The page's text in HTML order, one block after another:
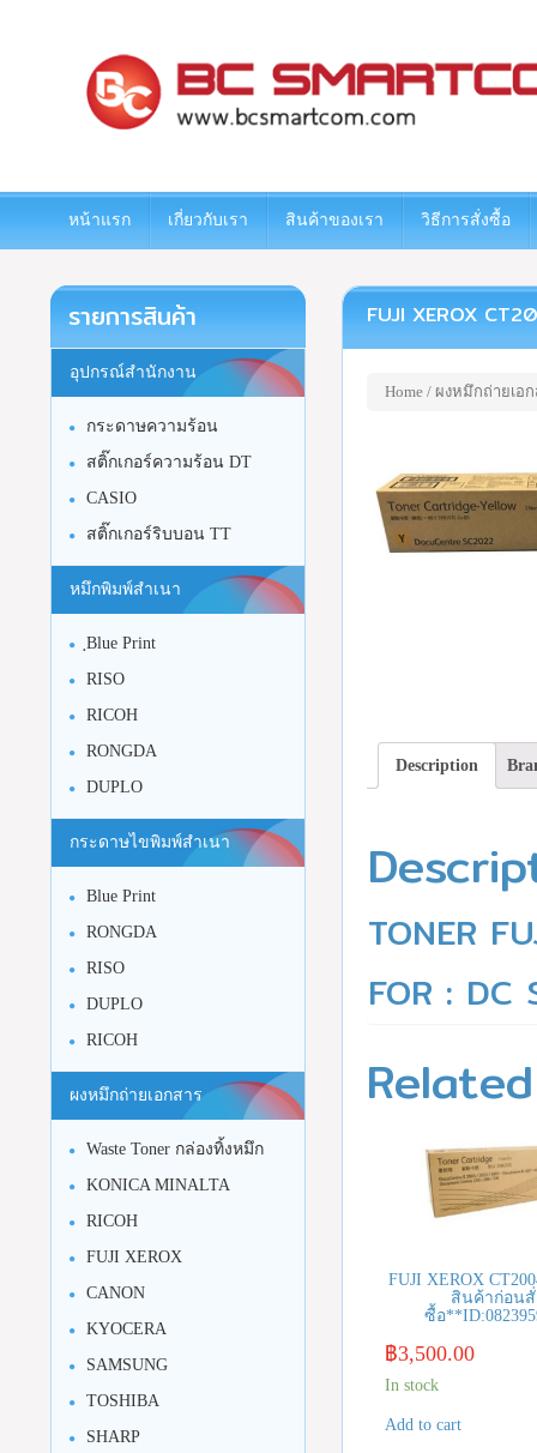
หน้าแรก เกี่ยวกับเรา สินค้าของเรา วิธีการสั่งซื้อ
FUJI XEROX
Home/ ผงหมึกถ่ายเอก
Description
TONER
FOR :
FUJI XEROX
สินค้าก่อนสั่
ซื้อ
฿3,500.00
In stock
Add to cart
รายการสินค้า
อุปกรณ์สำนักงาน
กระดาษความร้อน
สติ๊กเกอร์ความร้อน DT
CASIO
สติ๊กเกอร์ริบบอน TT
หมึกพิมพ์สำเนา
ฺBlue Print
RISO
RICOH
RONGDA
DUPLO
กระดาษไขพิมพ์สำเนา
Blue Print
RONGDA
RISO
DUPLO
RICOH
ผงหมึกถ่ายเอกสาร
Waste Toner กล่องทิ้งหมึก
KONICA MINALTA
RICOH
FUJI XEROX
CANON
KYOCERA
SAMSUNG
TOSHIBA
SHARP